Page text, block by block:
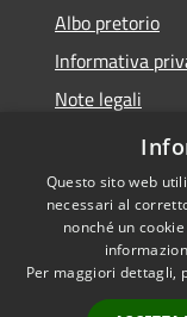
Albo pretorio
Informativa
Note legali
Dichiarazione
Accessibilità
Questo sito web
necessari al
nonché un
Per maggiori dettagli,